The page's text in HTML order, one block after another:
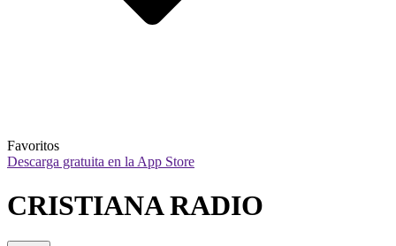
Favoritos
Descarga gratuita en la App Store
CRISTIANA RADIO